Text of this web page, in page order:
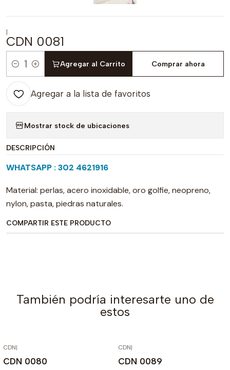
|
CDN 0081
Cantidad
Agregar al Carrito Comprar ahora
Agregar a la lista de favoritos
Mostrar stock de ubicaciones
DESCRIPCIÓN
WHATSAPP : 302 4621916
Material: perlas, acero inoxidable, oro golfie, neopreno,
nylon, pasta, piedras naturales.
COMPARTIR ESTE PRODUCTO
También podría interesarte uno de
estos
CDN|
CDN 0080
CDN|
CDN 0089